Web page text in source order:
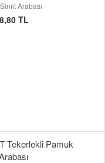
Arabası
TL
Tekerlekli Pamuk